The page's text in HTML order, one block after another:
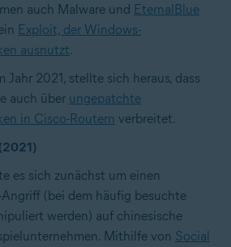
auch Malware und EternalBlue
Exploit, der Windows-
ausnutzt.
Jahr 2021, stellte sich heraus, dass
auch über ungepatchte
in Cisco-Routern verbreitet.
es sich zunächst um einen
Angriff (bei dem häufig besuchte
werden) auf chinesische
Mithilfe von Social